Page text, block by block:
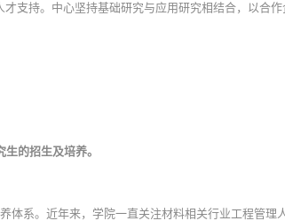
支持。中心坚持基础研究与应用研究相结合，以合作
的招生及培养。
体系。近年来，学院一直关注材料相关行业工程管理